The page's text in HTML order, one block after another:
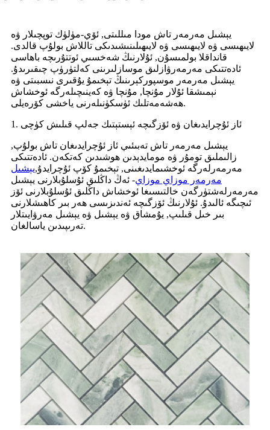
يېشىل مەرمەر تاش مودا مىللىتى, ئۆي-مۈلۈك توپچىلار ۋە
لايىھىسى ۋە لايىھىسى ۋە لايىھىلىنىشىدىكى تاللاش بولۇپ قالدى.
قانداقلا بولمىسۇن, ئۇلارنىڭ شەخسىي ئوتتۇرىچە باھاسى
ئادەتتىكى مەرمەرۋازلىق موسازلىرىنى كەلتۈرۈپ چىقىرىدۇ.
يېشىل مەرمەر موسپوركېرىنىڭ تېخىمۇ يۇقىرى نىسبىتى ۋە
نېمىشقا ئۇلار مۇنچا, مۇنچا ۋە كەينىچىلەرگە ئوخشاش
ھەشەمەتلىك ئۈسكۈنىلەرنى ياخشى كۆرەيلى.
1. ئاز ئۇچرايدىغان ۋە ئۆزگىچە ئېستېتىك جەلپ قىلىش كۈچى
يېشىل مەرمەر تاش تەبىئىي ئاز ئۇچرايدىغان تاش بولۇپ,
زالىملىق تومۇر ۋە مومايدېدىن ھوشىدىن كەتكەن. ئادەتتىكى
مەرمەرلەرگە ئوخشىمايدىغىنى, تېخىمۇ كۆپ ئۇچرايدۇ,يېشىل
مەرمەر موزاي موزاي- ئەڭ داڭلىق ئۇسلۇبلارنى يېشىل
مەرمەرلەشتۈرگەن خالتىسىغا ئوخشاش داڭلىق ئۇسلۇبلارنى ئۆز
ئىچىگە ئالىدۇ. ئۇلارنىڭ ئۆزگىچە ئەندىزىسى ھەر بىر كاھىشلارنى
بىر خىل قىلىپ, يۇمشاق ۋە يېشىل ۋە يېشىل مەرۋايىتلار
تەرىپىدىن ياسالغان.